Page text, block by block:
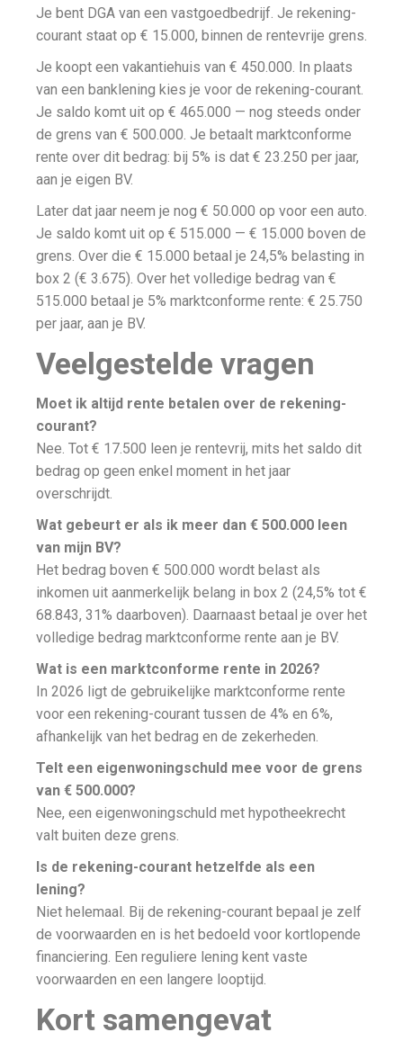
Je bent DGA van een vastgoedbedrijf. Je rekening-
courant staat op € 15.000, binnen de rentevrije grens.
Je koopt een vakantiehuis van € 450.000. In plaats
van een banklening kies je voor de rekening-courant.
Je saldo komt uit op € 465.000 — nog steeds onder
de grens van € 500.000. Je betaalt marktconforme
rente over dit bedrag: bij 5% is dat € 23.250 per jaar,
aan je eigen BV.
Later dat jaar neem je nog € 50.000 op voor een auto.
Je saldo komt uit op € 515.000 — € 15.000 boven de
grens. Over die € 15.000 betaal je 24,5% belasting in
box 2 (€ 3.675). Over het volledige bedrag van €
515.000 betaal je 5% marktconforme rente: € 25.750
per jaar, aan je BV.
Veelgestelde vragen
Moet ik altijd rente betalen over de rekening-
courant?
Nee. Tot € 17.500 leen je rentevrij, mits het saldo dit
bedrag op geen enkel moment in het jaar
overschrijdt.
Wat gebeurt er als ik meer dan € 500.000 leen
van mijn BV?
Het bedrag boven € 500.000 wordt belast als
inkomen uit aanmerkelijk belang in box 2 (24,5% tot €
68.843, 31% daarboven). Daarnaast betaal je over het
volledige bedrag marktconforme rente aan je BV.
Wat is een marktconforme rente in 2026?
In 2026 ligt de gebruikelijke marktconforme rente
voor een rekening-courant tussen de 4% en 6%,
afhankelijk van het bedrag en de zekerheden.
Telt een eigenwoningschuld mee voor de grens
van € 500.000?
Nee, een eigenwoningschuld met hypotheekrecht
valt buiten deze grens.
Is de rekening-courant hetzelfde als een
lening?
Niet helemaal. Bij de rekening-courant bepaal je zelf
de voorwaarden en is het bedoeld voor kortlopende
financiering. Een reguliere lening kent vaste
voorwaarden en een langere looptijd.
Kort samengevat